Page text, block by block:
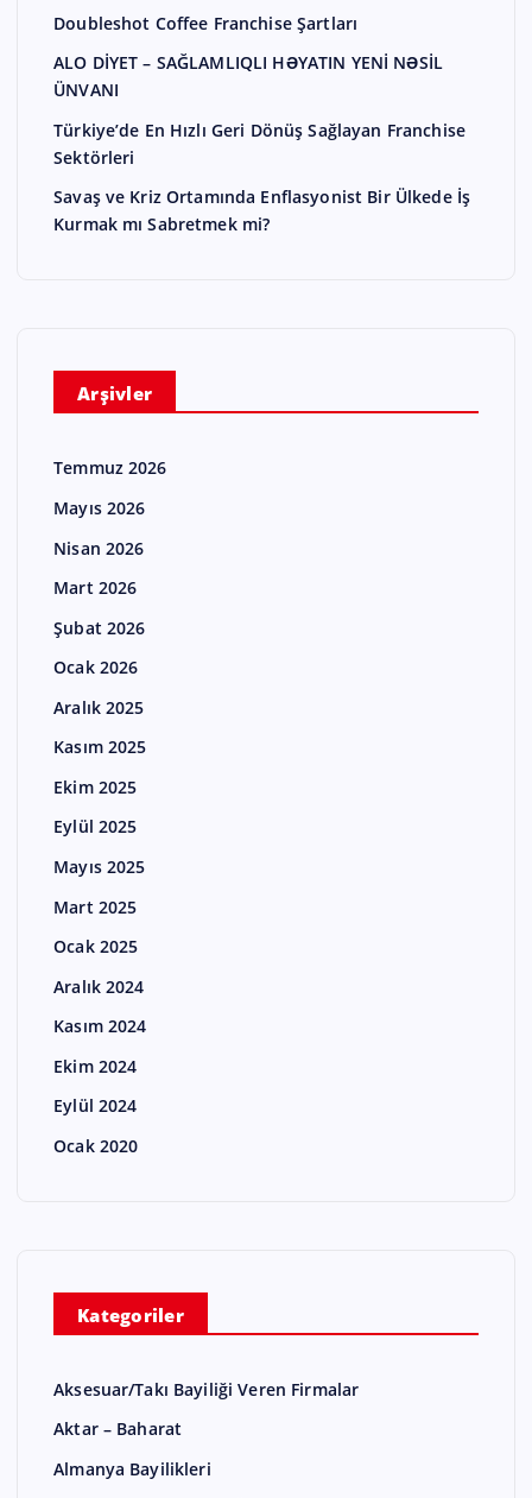
Doubleshot Coffee Franchise Şartları
ALO DİYET – SAĞLAMLIQLI HƏYATIN YENİ NƏSİL
ÜNVANI
Türkiye’de En Hızlı Geri Dönüş Sağlayan Franchise
Sektörleri
Savaş ve Kriz Ortamında Enflasyonist Bir Ülkede İş
Kurmak mı Sabretmek mi?
Arşivler
Temmuz 2026
Mayıs 2026
Nisan 2026
Mart 2026
Şubat 2026
Ocak 2026
Aralık 2025
Kasım 2025
Ekim 2025
Eylül 2025
Mayıs 2025
Mart 2025
Ocak 2025
Aralık 2024
Kasım 2024
Ekim 2024
Eylül 2024
Ocak 2020
Kategoriler
Aksesuar/Takı Bayiliği Veren Firmalar
Aktar – Baharat
Almanya Bayilikleri